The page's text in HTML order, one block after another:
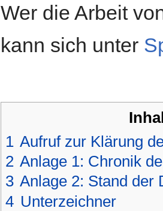
Wer die Arbeit
kann sich unter
1 Aufruf zur Klärung
2 Anlage 1: Chronik
3 Anlage 2: Stand der
4 Unterzeichner